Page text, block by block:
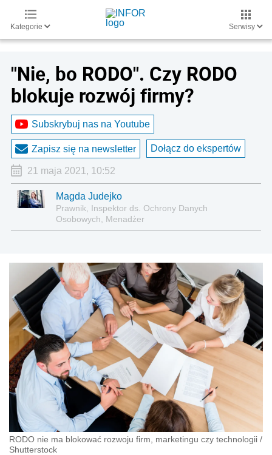
Kategorie Serwisy
"Nie, bo RODO". Czy RODO
blokuje rozwój firmy?
Subskrybuj nas na Youtube
Zapisz się na newsletter Dołącz do ekspertów
21 maja 2021, 10:52
Magda Judejko
Prawnik, Inspektor ds. Ochrony Danych
Osobowych, Menadżer
RODO nie ma blokować rozwoju firm, marketingu czy technologii /
Shutterstock